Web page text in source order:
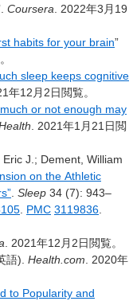
Coursera . 2022年3月19
habits for your brain”
sleep keeps cognitive
年12月2日閲覧。
or not enough may
. 2021年1月21日閲
J.; Dement, William
on the Athletic
Sleep 34 (7): 943–
PMC 3119836
. 2021年12月2日閲覧。
語). Health.com . 2020年
to Popularity and